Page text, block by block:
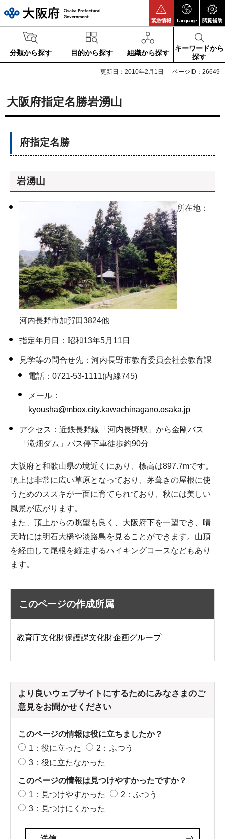
緊急情報 Language 閲覧補助
分類から探す 目的から探す 組織から探す
キーワードから
探す
更新日：2010年2月1日 ページID：26649
大阪府指定名勝岩湧山
府指定名勝
岩湧山
所在地：
河内長野市加賀田3824他
指定年月日：昭和13年5月11日
見学等の問合せ先：河内長野市教育委員会社会教育課
電話：0721-53-1111(内線745)
メール：
kyousha@mbox.city.kawachinagano.osaka.jp
アクセス：近鉄長野線「河内長野駅」から金剛バス
「滝畑ダム」バス停下車徒歩約90分
大阪府と和歌山県の境近くにあり、標高は897.7mです。
頂上は非常に広い草原となっており、茅葺きの屋根に使
うためのススキが一面に育てられており、秋には美しい
風景が広がります。
また、頂上からの眺望も良く、大阪府下を一望でき、晴
天時には明石大橋や淡路島を見ることができます。山頂
を経由して尾根を縦走するハイキングコースなどもあり
ます。
このページの作成所属
教育庁文化財保護課文化財企画グループ
より良いウェブサイトにするためにみなさまのご
意見をお聞かせください
このページの情報は役に立ちましたか？
1：役に立った
2：ふつう
3：役に立たなかった
このページの情報は見つけやすかったですか？
1：見つけやすかった
2：ふつう
3：見つけにくかった